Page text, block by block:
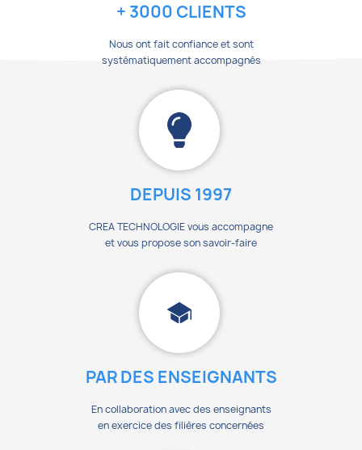
+ 3000 CLIENTS
Nous ont fait confiance et sont
systématiquement accompagnés
DEPUIS 1997
CREA TECHNOLOGIE vous accompagne
et vous propose son savoir-faire
PAR DES ENSEIGNANTS
En collaboration avec des enseignants
en exercice des filières concernées